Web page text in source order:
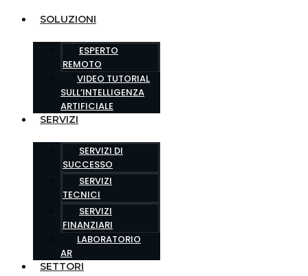
SOLUZIONI
ESPERTO
REMOTO
VIDEO TUTORIAL
SULL’INTELLIGENZA
ARTIFICIALE
SERVIZI
SERVIZI DI
SUCCESSO
SERVIZI
TECNICI
SERVIZI
FINANZIARI
LABORATORIO
AR
SETTORI